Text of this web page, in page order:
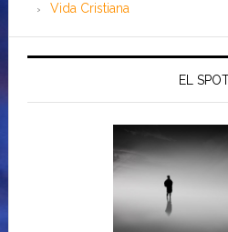
Vida Cristiana
EL